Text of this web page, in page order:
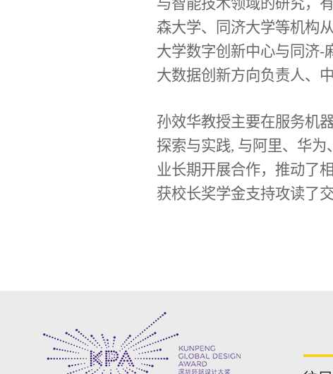
与智能技术领域的研究，
森大学、同济大学等机构
大学数字创新中心与同济-
大数据创新方向负责人、
孙效华教授主要在服务机
探索与实践, 与阿里、华
业长期开展合作，推动了
获校长奖学金支持攻读了